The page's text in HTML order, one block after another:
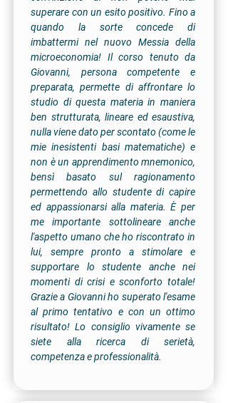
superare con un esito positivo. Fino a
quando la sorte concede di
imbattermi nel nuovo Messia della
microeconomia! Il corso tenuto da
Giovanni, persona competente e
preparata, permette di affrontare lo
studio di questa materia in maniera
ben strutturata, lineare ed esaustiva,
nulla viene dato per scontato (come le
mie inesistenti basi matematiche) e
non è un apprendimento mnemonico,
bensì basato sul ragionamento
permettendo allo studente di capire
ed appassionarsi alla materia. È per
me importante sottolineare anche
l'aspetto umano che ho riscontrato in
lui, sempre pronto a stimolare e
supportare lo studente anche nei
momenti di crisi e sconforto totale!
Grazie a Giovanni ho superato l'esame
al primo tentativo e con un ottimo
risultato! Lo consiglio vivamente se
siete alla ricerca di serietà,
competenza e professionalità.